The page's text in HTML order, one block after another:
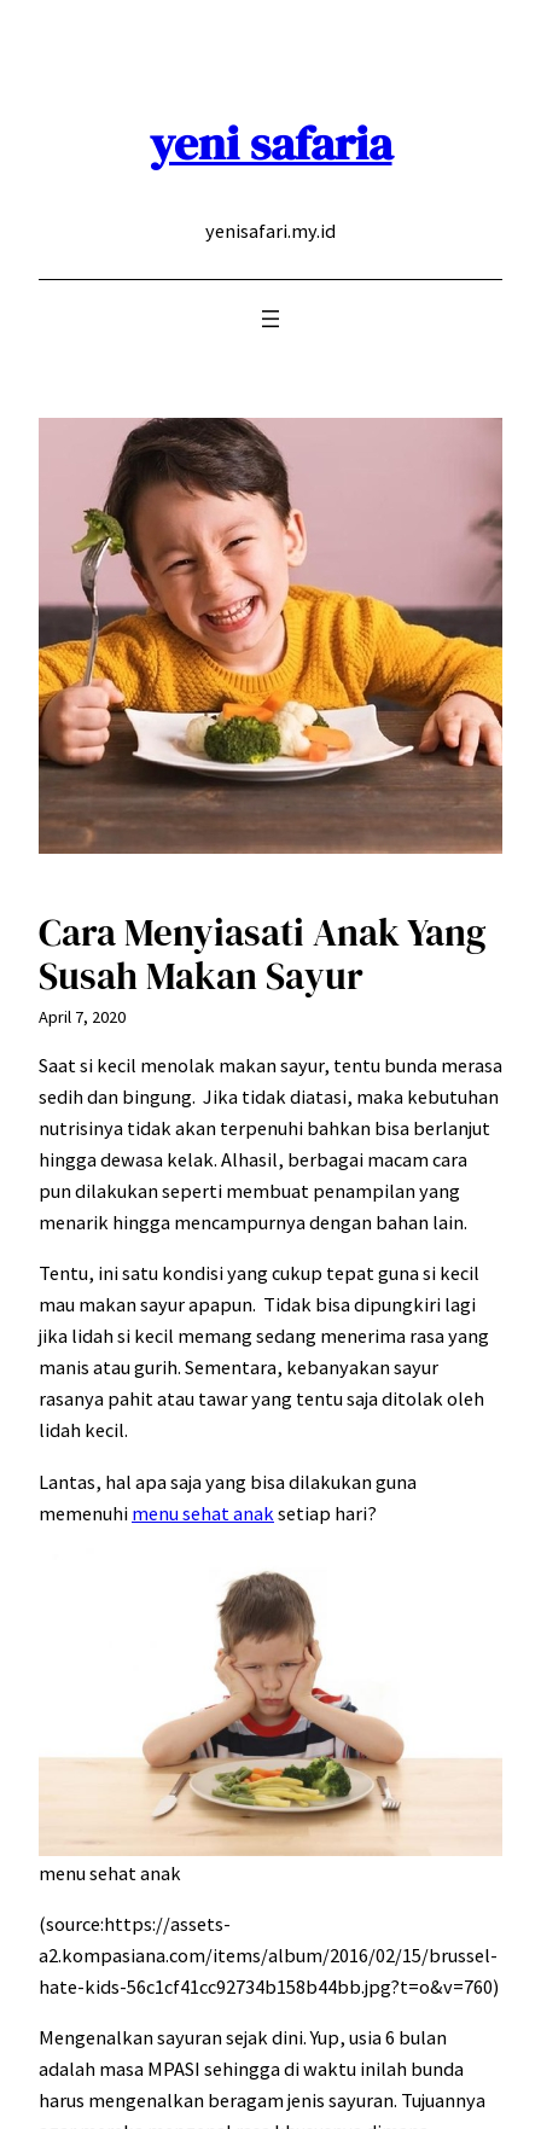
yeni safaria
yenisafari.my.id
Cara Menyiasati Anak Yang
Susah Makan Sayur
April 7, 2020
Saat si kecil menolak makan sayur, tentu bunda merasa
sedih dan bingung. Jika tidak diatasi, maka kebutuhan
nutrisinya tidak akan terpenuhi bahkan bisa berlanjut
hingga dewasa kelak. Alhasil, berbagai macam cara
pun dilakukan seperti membuat penampilan yang
menarik hingga mencampurnya dengan bahan lain.
Tentu, ini satu kondisi yang cukup tepat guna si kecil
mau makan sayur apapun. Tidak bisa dipungkiri lagi
jika lidah si kecil memang sedang menerima rasa yang
manis atau gurih. Sementara, kebanyakan sayur
rasanya pahit atau tawar yang tentu saja ditolak oleh
lidah kecil.
Lantas, hal apa saja yang bisa dilakukan guna
memenuhi menu sehat anak setiap hari?
menu sehat anak
(source:https://assets-
a2.kompasiana.com/items/album/2016/02/15/brussel-
hate-kids-56c1cf41cc92734b158b44bb.jpg?t=o&v=760)
Mengenalkan sayuran sejak dini. Yup, usia 6 bulan
adalah masa MPASI sehingga di waktu inilah bunda
harus mengenalkan beragam jenis sayuran. Tujuannya